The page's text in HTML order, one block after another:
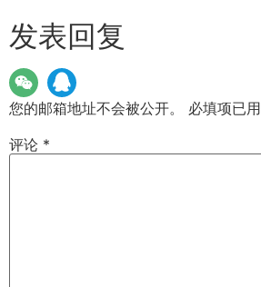
发表回复
您的邮箱地址不会被公开。 必填项已用
评论 *